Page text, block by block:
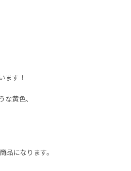
ます！
な黄色、
品になります。